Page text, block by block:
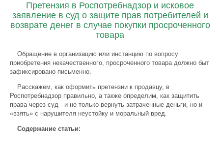
Претензия в Роспотребнадзор и исковое
заявление в суд о защите прав потребителей и
возврате денег в случае покупки просроченного
товара
Обращение в организацию или инстанцию по вопросу
приобретения некачественного, просроченного товара должно быт
зафиксировано письменно.
Расскажем, как оформить претензии к продавцу, в
Роспотребнадзор правильно, а также определим, как защитить
права через суд - и не только вернуть затраченные деньги, но и
«взять» с нарушителя неустойку и моральный вред.
Содержание статьи: